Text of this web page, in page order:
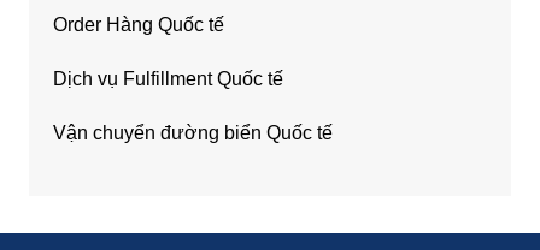
Order Hàng Quốc tế
Dịch vụ Fulfillment Quốc tế
Vận chuyển đường biển Quốc tế